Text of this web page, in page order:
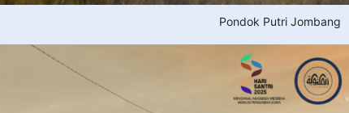
Pondok Putri Jombang